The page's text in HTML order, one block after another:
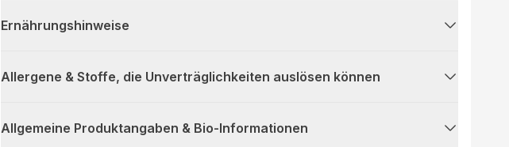
Ernährungshinweise
Allergene & Stoffe, die Unverträglichkeiten auslösen können
Allgemeine Produktangaben & Bio-Informationen